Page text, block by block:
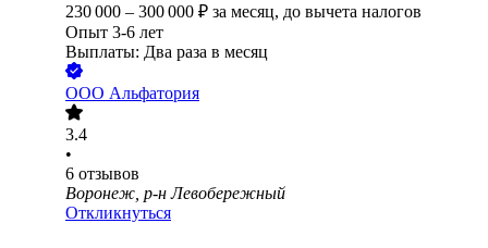
230 000 – 300 000 ₽ за месяц, до вычета налогов
Опыт 3-6 лет
Выплаты: Два раза в месяц
ООО Альфатория
3.4
•
6 отзывов
Воронеж, р-н Левобережный
Откликнуться